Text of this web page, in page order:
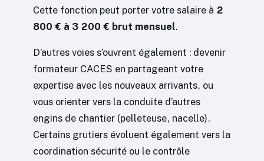
Cette fonction peut porter votre salaire à 2
800 € à 3 200 € brut mensuel.
D’autres voies s’ouvrent également : devenir
formateur CACES en partageant votre
expertise avec les nouveaux arrivants, ou
vous orienter vers la conduite d’autres
engins de chantier (pelleteuse, nacelle).
Certains grutiers évoluent également vers la
coordination sécurité ou le contrôle